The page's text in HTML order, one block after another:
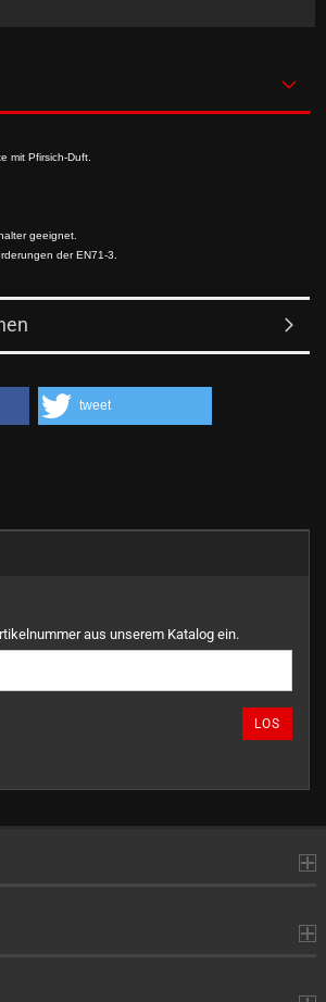
mit Pfirsich-Duft.
geeignet.
der EN71-3.
tweet
aus unserem Katalog ein.
LOS